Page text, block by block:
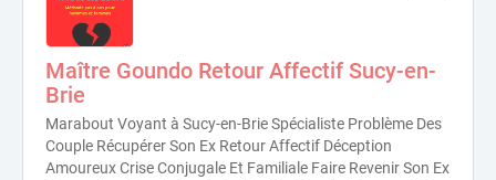
Maître Goundo Retour Affectif Sucy-en-
Brie
Marabout Voyant à Sucy-en-Brie Spécialiste Problème Des
Couple Récupérer Son Ex Retour Affectif Déception
Amoureux Crise Conjugale Et Familiale Faire Revenir Son Ex